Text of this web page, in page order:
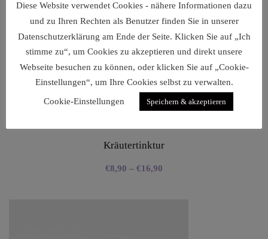
Kräutertinktur
€8,90 – €16,90
Diese Website verwendet Cookies - nähere Informationen dazu
und zu Ihren Rechten als Benutzer finden Sie in unserer
Datenschutzerklärung am Ende der Seite. Klicken Sie auf „Ich
stimme zu“, um Cookies zu akzeptieren und direkt unsere
Webseite besuchen zu können, oder klicken Sie auf „Cookie-
Einstellungen“, um Ihre Cookies selbst zu verwalten.
Cookie-Einstellungen
Speichern & akzeptieren